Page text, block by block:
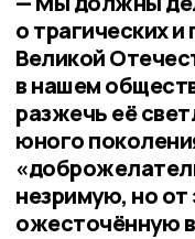
о трагических
Великой
в нашем
разжечь её
юного
незримую, но от
ожесточённую